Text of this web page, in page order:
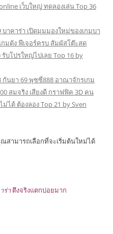
เว็บใหญ่ ทดลองเล่น Top 36
บาคาร่า เปิดมุมมองใหม่ของเกมบา
กมดัง ฟีเจอร์ครบ สัมผัสโต๊ะสด
บโปรใหญ่ไปเลย Top 16 by
กันยา 69 พุซซี่888 อาณาจักรเกม
สมจริง เสียงดี กราฟฟิค 3D คน
ได้ ต้องลอง Top 21 by Sven
ามารถเลือกที่จะเริ่มต้นใหม่ได้
ร่าตึงจริงแตกบ่อยมาก